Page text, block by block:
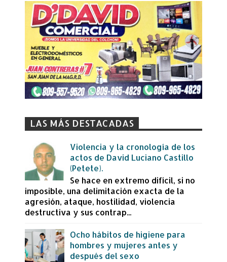
LAS MÁS DESTACADAS
Violencia y la cronología de los
actos de David Luciano Castillo
(Petete).
Se hace en extremo difícil, si no
imposible, una delimitación exacta de la
agresión, ataque, hostilidad, violencia
destructiva y sus contrap...
Ocho hábitos de higiene para
hombres y mujeres antes y
después del sexo